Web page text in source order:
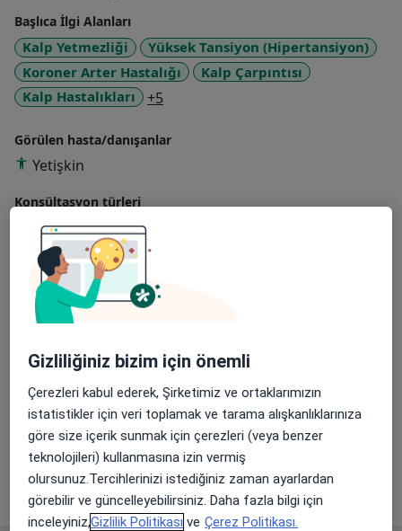
Başlıca İlgi Alanları
Kalp Yetmezliği
Yüksek Tansiyon (Hipertansiyon)
Koroner Arter Hastalığı
Kalp Çarpıntısı
Kalp Hastalıkları
+5
Görülen hasta/danışanlar
Yetişkin
Konsültasyon türleri
Yüz yüzeKonumları görüntüle (1)
Fotoğraflar ve videolar
Galeriyi görüntüle (1)
Tümünü göster
deneyim hakkında
Gizliliğiniz bizim için önemli
Çerezleri kabul ederek, Şirketimiz ve ortaklarımızın
istatistikler için veri toplamak ve tarama alışkanlıklarınıza
göre size içerik sunmak için çerezleri (veya benzer
teknolojileri) kullanmasına izin vermiş
olursunuz.Tercihlerinizi istediğiniz zaman ayarlardan
görebilir ve güncelleyebilirsiniz. Daha fazla bilgi için
inceleyiniz,Gizlilik Politikası ve Çerez Politikası.